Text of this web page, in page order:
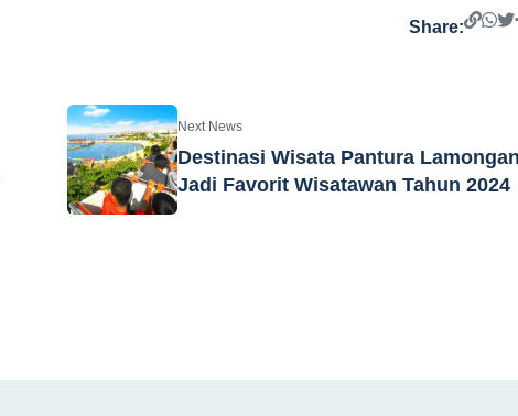
Share:
Next News
Destinasi Wisata Pantura
Jadi Favorit Wisatawan Tahun 2024